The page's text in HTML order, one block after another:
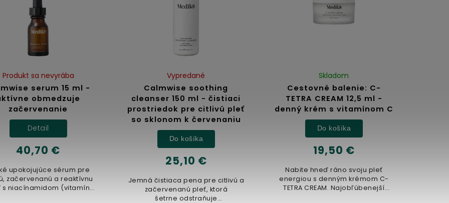
serum 15 ml -
obmedzuje
začervenanie
Produkt sa nevyrába
40,70 €
Detail
upokojujúce sérum pre
začervenanú a reaktívnu
s niacínamidom (vitamín
Calmwise soothing
cleanser 150 ml - čistiaci
prostriedok pre citlivú pleť
so sklonom k červenaniu
Vypredané
25,10 €
Do košíka
Jemná čistiaca pena pre citlivú a
začervenanú pleť, ktorá
šetrne odstraňuje
Cestovné balenie: C-
TETRA CREAM 12,5 ml -
denný krém s vitamínom C
Skladom
19,50 €
Do košíka
Nabite hneď ráno svoju pleť
energiou s denným krémom C-
TETRA CREAM. Najobľúbenejší